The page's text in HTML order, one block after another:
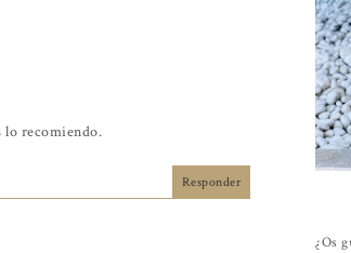
lo recomiendo.
Responder
¿Os